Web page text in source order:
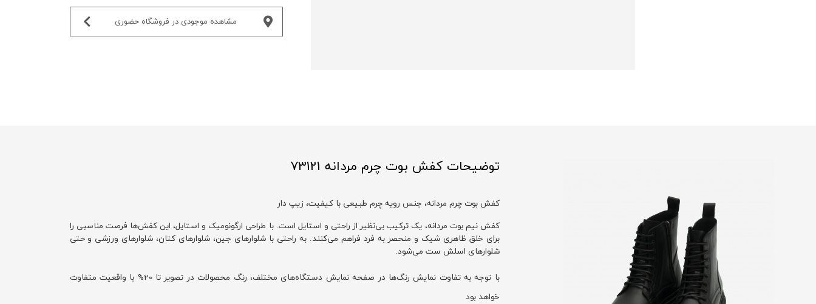
مشاهده موجودی در فروشگاه حضوری‌
توضیحات کفش بوت چرم مردانه 73121
کفش بوت چرم مردانه، جنس رویه چرم طبیعی با کیفیت، زیپ دار
کفش نیم بوت مردانه، یک ترکیب بی‌نظیر از راحتی و استایل است. با طراحی ارگونومیک و استایل، این کفش‌ها فرصت مناسبی را
برای خلق ظاهری شیک و منحصر به فرد فراهم می‌کنند. به راحتی با شلوارهای جین، شلوارهای کتان، شلوارهای ورزشی و حتی
شلوارهای اسلش ست می‌شود.
با توجه به تفاوت نمایش رنگ‌ها در صفحه نمایش دستگاه‌های مختلف، رنگ محصولات در تصویر تا 20% با واقعیت متفاوت
خواهد بود